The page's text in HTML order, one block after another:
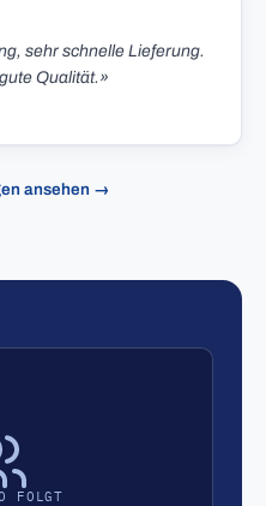
sehr schnelle Lieferung.
Qualität.»
ansehen →
FOLGT